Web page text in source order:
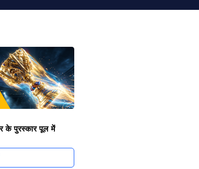
के पुरस्कार पूल में